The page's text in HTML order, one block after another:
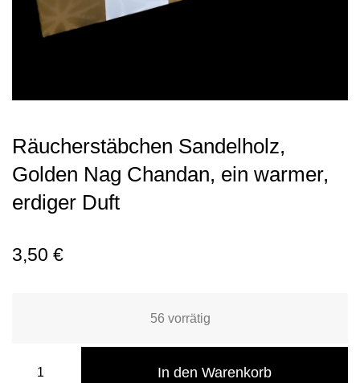
Räucherstäbchen Sandelholz,
Golden Nag Chandan, ein warmer,
erdiger Duft
3,50 €
56 vorrätig
In den Warenkorb